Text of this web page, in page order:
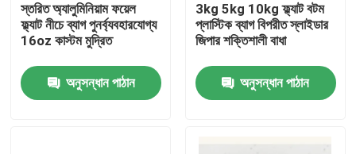
স্তরিত অ্যালুমিনিয়াম ফয়েল
ফ্ল্যাট নীচে ব্যাগ পুনর্ব্যবহারযোগ্য
16oz কাস্টম মুদ্রিত
অনুসন্ধান পাঠান
3kg 5kg 10kg ফ্ল্যাট বটম
প্লাস্টিক ব্যাগ বিপরীত স্লাইডার
জিপার শক্তিশালী বাধা
অনুসন্ধান পাঠান